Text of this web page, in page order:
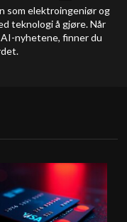
som elektroingeniør og
teknologi å gjøre. Når
nyhetene, finner du